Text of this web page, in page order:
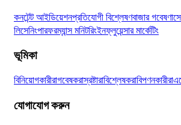
কনটেন্ট আইডিয়েশনপ্রতিযোগী বিশ্লেষণবাজার গবেষণা
লিসেনিংপারফরম্যান্স মনিটরিংইনফ্লুয়েন্সার মার্কেটিং
ভূমিকা
বিনিয়োগকারীরাগবেষকরাস্রষ্টারাবিশ্লেষকরাবিপণনকারীরা
যোগাযোগ করুন